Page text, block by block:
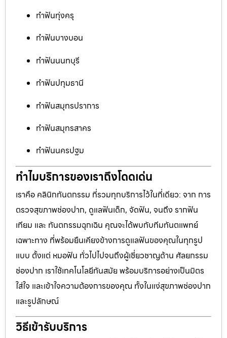
ทำฟันทุ่งครุ
ทำฟันบางบอน
ทำฟันนนทบุรี
ทำฟันปทุมธานี
ทำฟันสมุทรปราการ
ทำฟันสมุทรสาคร
ทำฟันนครปฐม
ทำไมบริการของเราถึงโดดเด่น
เราคือ คลินิกทันตกรรม ที่รวมทุกบริการไว้ในที่เดียว: จาก การ
ตรวจสุขภาพช่องปาก, ดูแลฟันเด็ก, จัดฟัน, จนถึง รากฟัน
เทียม และ ทันตกรรมฉุกเฉิน คุณจะได้พบกับทีมทันตแพทย์
เฉพาะทาง ที่พร้อมยืนเคียงข้างการดูแลฟันของคุณในทุกรูป
แบบ ตั้งแต่ หมอฟัน ทั่วไปไปจนถึงผู้เชี่ยวชาญด้าน ศัลยกรรม
ช่องปาก เราใช้เทคโนโลยีทันสมัย พร้อมบริการอย่างเป็นมิตร
ใส่ใจ และเข้าใจความต้องการของคุณ ทั้งในแง่สุขภาพช่องปาก
และรูปลักษณ์
วิธีเข้ารับบริการ